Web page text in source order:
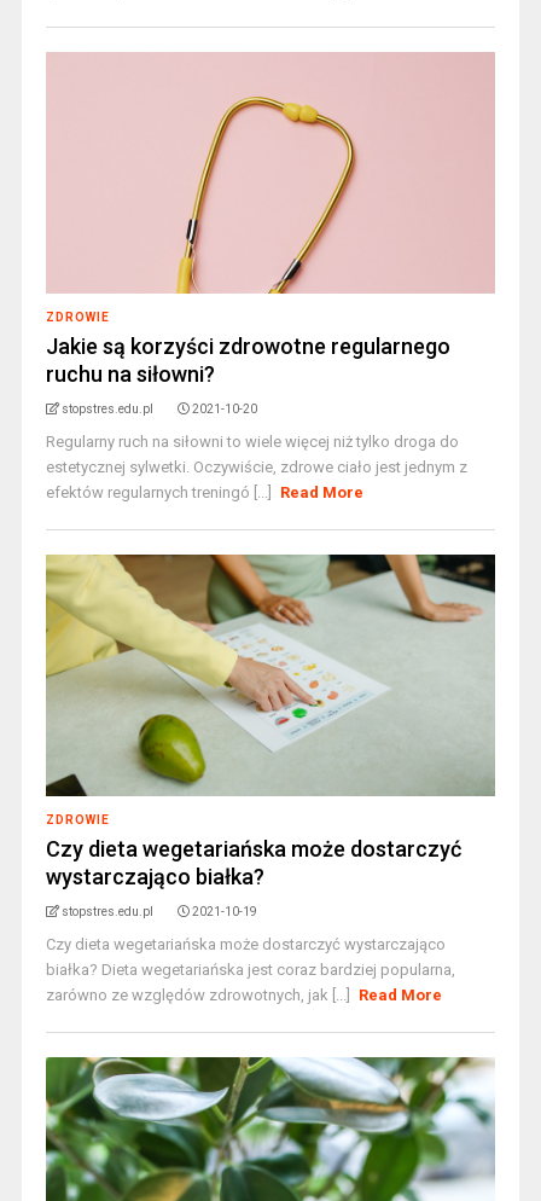
ZDROWIE
Jakie są korzyści zdrowotne regularnego
ruchu na siłowni?
stopstres.edu.pl 2021-10-20
Regularny ruch na siłowni to wiele więcej niż tylko droga do
estetycznej sylwetki. Oczywiście, zdrowe ciało jest jednym z
efektów regularnych treningó [...]
Read More
ZDROWIE
Czy dieta wegetariańska może dostarczyć
wystarczająco białka?
stopstres.edu.pl 2021-10-19
Czy dieta wegetariańska może dostarczyć wystarczająco
białka? Dieta wegetariańska jest coraz bardziej popularna,
zarówno ze względów zdrowotnych, jak [...]
Read More